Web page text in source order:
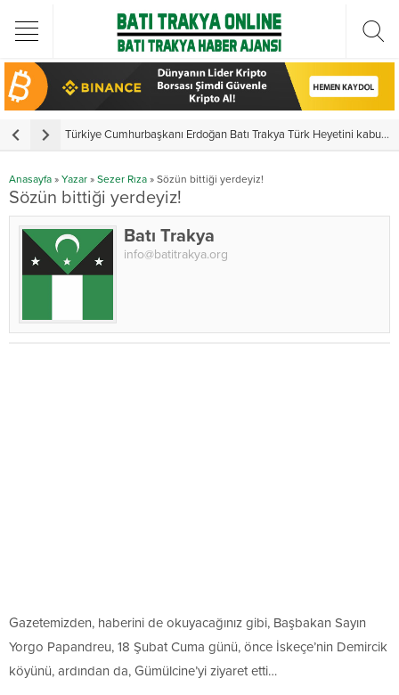
Türkiye Cumhurbaşkanı Erdoğan Batı Trakya Türk Heyetini kabul etti
Anasayfa » Yazar » Sezer Rıza » Sözün bittiği yerdeyiz!
Sözün bittiği yerdeyiz!
Batı Trakya
info@batitrakya.org
Gazetemizden, haberini de okuyacağınız gibi, Başbakan Sayın
Yorgo Papandreu, 18 Şubat Cuma günü, önce İskeçe’nin Demircik
köyünü, ardından da, Gümülcine’yi ziyaret etti…